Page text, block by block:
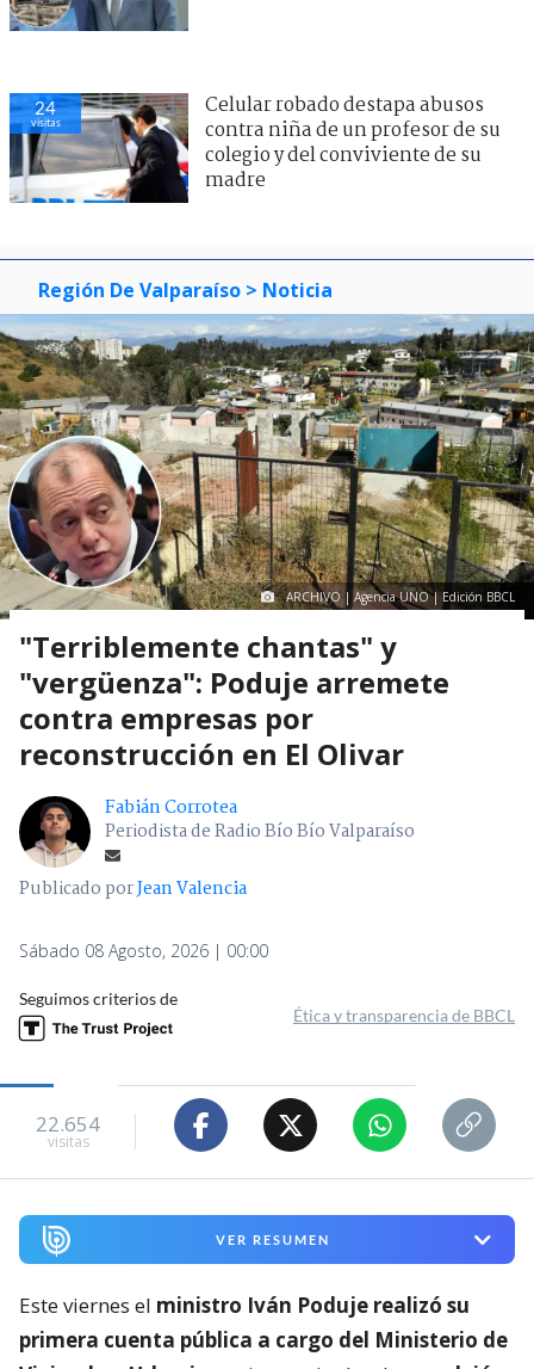
24
visitas
Celular robado destapa abusos
contra niña de un profesor de su
colegio y del conviviente de su
madre
Región De Valparaíso > Noticia
ARCHIVO | Agencia UNO | Edición BBCL
"Terriblemente chantas" y
"vergüenza": Poduje arremete
contra empresas por
reconstrucción en El Olivar
Fabián Corrotea
Periodista de Radio Bío Bío Valparaíso
Publicado porJean Valencia
Sábado 08 Agosto, 2026 | 00:00
Seguimos criterios de
Ética y transparencia de BBCL
22.654
visitas
VER RESUMEN
Este viernes el ministro Iván Poduje realizó su
primera cuenta pública a cargo del Ministerio de